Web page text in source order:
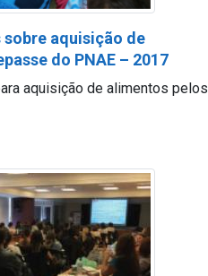
aquisição de
do PNAE – 2017
aquisição de alimentos pelos